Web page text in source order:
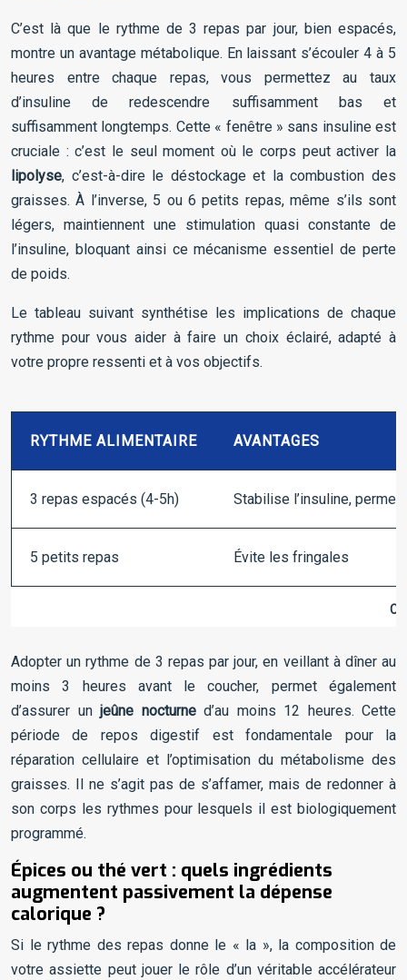
C’est là que le rythme de 3 repas par jour, bien espacés,
montre un avantage métabolique. En laissant s’écouler 4 à 5
heures entre chaque repas, vous permettez au taux
d’insuline de redescendre suffisamment bas et
suffisamment longtemps. Cette « fenêtre » sans insuline est
cruciale : c’est le seul moment où le corps peut activer la
lipolyse, c’est-à-dire le déstockage et la combustion des
graisses. À l’inverse, 5 ou 6 petits repas, même s’ils sont
légers, maintiennent une stimulation quasi constante de
l’insuline, bloquant ainsi ce mécanisme essentiel de perte
de poids.
Le tableau suivant synthétise les implications de chaque
rythme pour vous aider à faire un choix éclairé, adapté à
votre propre ressenti et à vos objectifs.
RYTHME ALIMENTAIRE AVANTAGES
3 repas espacés (4-5h) Stabilise l’insuline, permet
5 petits repas Évite les fringales
Adopter un rythme de 3 repas par jour, en veillant à dîner au
moins 3 heures avant le coucher, permet également
d’assurer un jeûne nocturned’au moins 12 heures. Cette
période de repos digestif est fondamentale pour la
réparation cellulaire et l’optimisation du métabolisme des
graisses. Il ne s’agit pas de s’affamer, mais de redonner à
son corps les rythmes pour lesquels il est biologiquement
programmé.
Épices ou thé vert : quels ingrédients
augmentent passivement la dépense
calorique ?
Si le rythme des repas donne le « la », la composition de
votre assiette peut jouer le rôle d’un véritable accélérateur